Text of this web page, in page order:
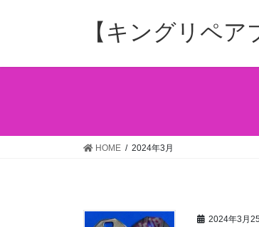
【キングリペア
HOME 2024年3月
2024年3月